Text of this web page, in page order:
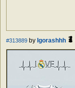
#313889 by Igorashhh